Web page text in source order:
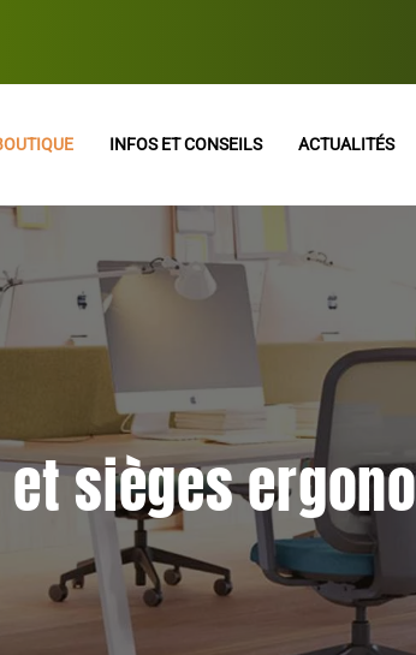
INFOS ET CONSEILS ACTUALITÉS
sièges